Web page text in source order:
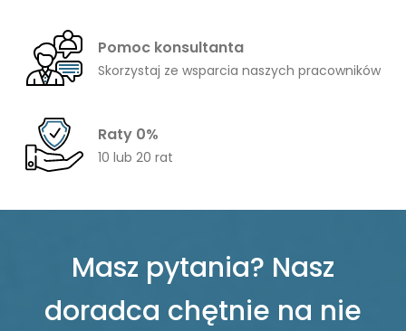
Pomoc konsultanta
Skorzystaj ze wsparcia naszych pracowników
Raty 0%
10 lub 20 rat
Masz pytania? Nasz
doradca chętnie na nie